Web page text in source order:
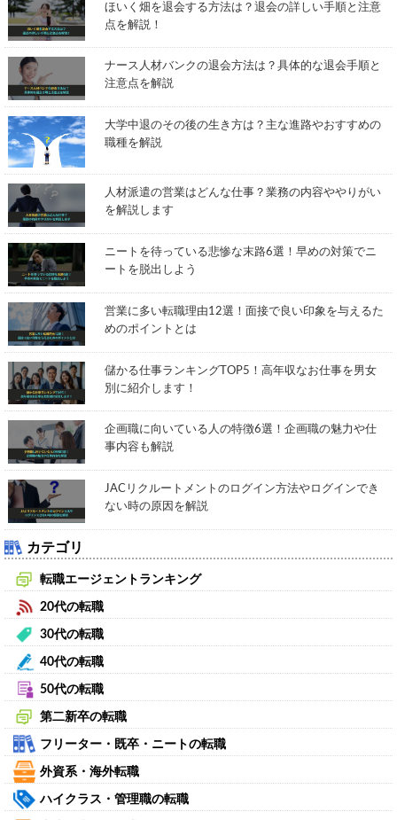
ほいく畑を退会する方法は？退会の詳しい手順と注意
点を解説！
ナース人材バンクの退会方法は？具体的な退会手順と
注意点を解説
大学中退のその後の生き方は？主な進路やおすすめの
職種を解説
人材派遣の営業はどんな仕事？業務の内容ややりがい
を解説します
ニートを待っている悲惨な末路6選！早めの対策でニ
ートを脱出しよう
営業に多い転職理由12選！面接で良い印象を与えるた
めのポイントとは
儲かる仕事ランキングTOP5！高年収なお仕事を男女
別に紹介します！
企画職に向いている人の特徴6選！企画職の魅力や仕
事内容も解説
JACリクルートメントのログイン方法やログインでき
ない時の原因を解説
カテゴリ
転職エージェントランキング
20代の転職
30代の転職
40代の転職
50代の転職
第二新卒の転職
フリーター・既卒・ニートの転職
外資系・海外転職
ハイクラス・管理職の転職